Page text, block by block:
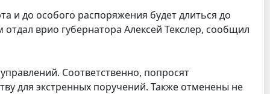
и до особого распоряжения будет длиться до
врио губернатора Алексей Текслер, сообщил
Соответственно, попросят
для экстренных поручений. Также отменены не